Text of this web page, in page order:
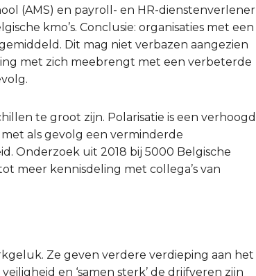
(AMS) en payroll- en HR-dienstenverlener
kmo’s. Conclusie: organisaties met een
Dit mag niet verbazen aangezien
met zich meebrengt met een verbeterde
te groot zijn. Polarisatie is een verhoogd
als gevolg een verminderde
Onderzoek uit 2018 bij 5000 Belgische
meer kennisdeling met collega’s van
Ze geven verdere verdieping aan het
en ‘samen sterk’ de drijfveren zijn